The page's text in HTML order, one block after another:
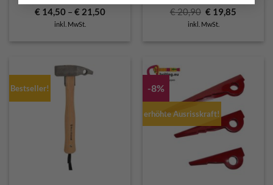
€14,50– €21,50
inkl. MwSt.
€20,90 Ursprünglicher
Preis
war:
€ 19,85
inkl. MwSt.
Bestseller! -8%
erhöhte Ausrisskraft!